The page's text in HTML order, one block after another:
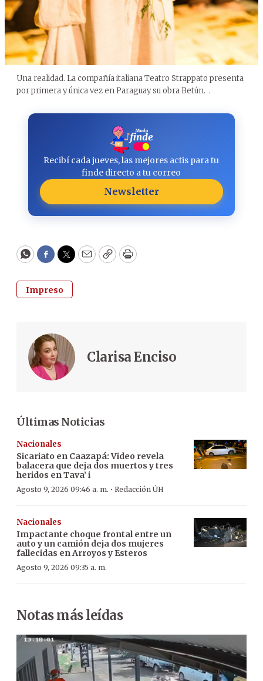
Una realidad. La compañía italiana Teatro Strappato presenta
por primera y única vez en Paraguay su obra Betún. .
Recibí cada jueves, las mejores actis para tu
finde directo a tu correo
Newsletter
WhatsApp
Facebook
Twitter
EmailCopyPrint
Impreso
Clarisa Enciso
Últimas Noticias
Nacionales
Sicariato en Caazapá: Video revela
balacera que deja dos muertos y tres
heridos en Tava’ i
Agosto 9, 2026 09:46 a. m. · Redacción ÚH
Nacionales
Impactante choque frontal entre un
auto y un camión deja dos mujeres
fallecidas en Arroyos y Esteros
Agosto 9, 2026 09:35 a. m.
Notas más leídas